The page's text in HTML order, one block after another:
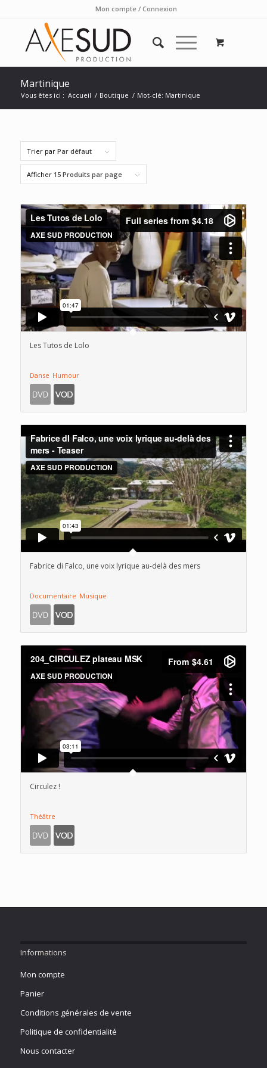
Mon compte / Connexion
Martinique
Vous êtes ici : Accueil / Boutique / Mot-clé: Martinique
Trier par Par défaut
Afficher 15 Produits par page
Les Tutos de Lolo
Danse Humour
Fabrice di Falco, une voix lyrique au-delà des mers
Documentaire Musique
Circulez !
Théâtre
Informations
Mon compte
Panier
Conditions générales de vente
Politique de confidentialité
Nous contacter